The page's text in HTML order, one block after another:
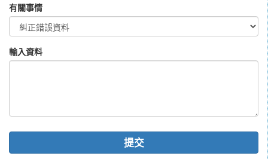
有關事情
輸入資料
提交